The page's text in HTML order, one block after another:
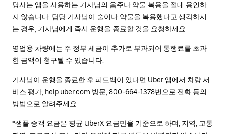
당사는 앱을 사용하는 기사님의 음주나 약물 복용을 절대 용인하
지 않습니다. 담당 기사님이 술이나 약물을 복용했다고 생각하시
는 경우, 기사님에게 즉시 운행을 종료할 것을 요청하세요.
영업용 차량에는 주 정부 세금이 추가로 부과되어 통행료를 초과
한 금액이 청구될 수 있습니다.
기사님이 운행을 종료한 후 피드백이 있다면 Uber 앱에서 차량 서
비스 평가, help.uber.com 방문, 800-664-1378번으로 전화 등의
방법으로 알려주세요.
*샘플 승객 요금은 평균 UberX 요금만을 기준으로 하며, 지역, 교통